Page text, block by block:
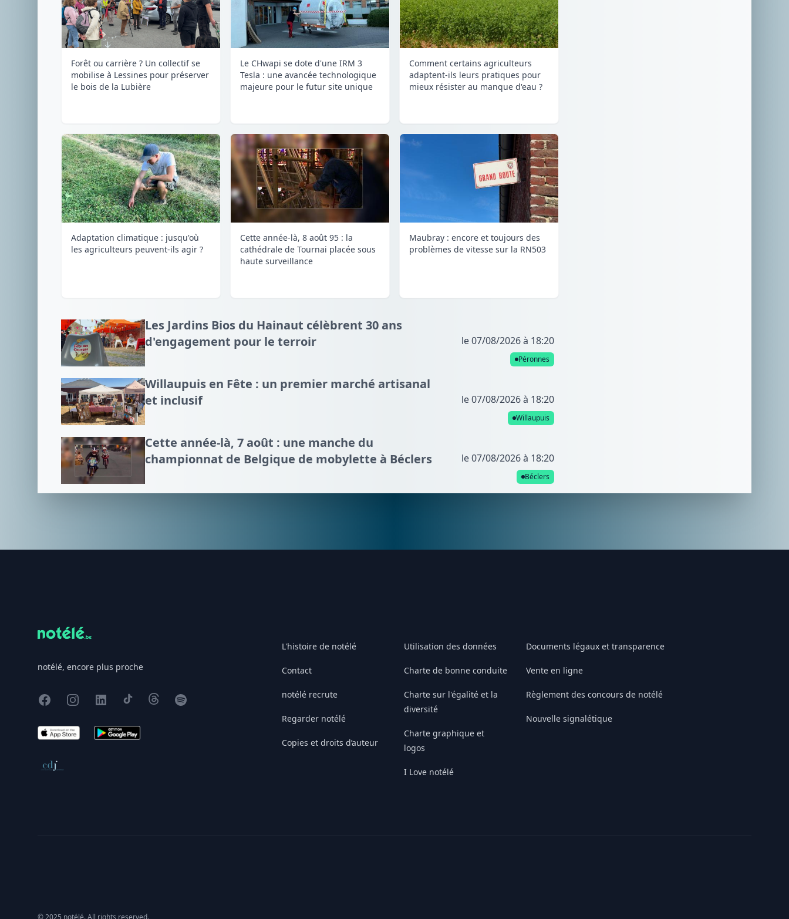
Forêt ou carrière ? Un collectif se
mobilise à Lessines pour préserver
le bois de la Lubière
Le CHwapi se dote d'une IRM 3
Tesla : une avancée technologique
majeure pour le futur site unique
Comment certains agriculteurs
adaptent-ils leurs pratiques pour
mieux résister au manque d'eau ?
Adaptation climatique : jusqu'où
les agriculteurs peuvent-ils agir ?
Cette année-là, 8 août 95 : la
cathédrale de Tournai placée sous
haute surveillance
Maubray : encore et toujours des
problèmes de vitesse sur la RN503
Les Jardins Bios du Hainaut célèbrent 30 ans
d'engagement pour le terroir
le 07/08/2026 à 18:20
Péronnes
Willaupuis en Fête : un premier marché artisanal
et inclusif
le 07/08/2026 à 18:20
Willaupuis
Cette année-là, 7 août : une manche du
championnat de Belgique de mobylette à Béclers
le 07/08/2026 à 18:20
Béclers
notélé, encore plus proche
FacebookInstagram
X TikTokThreadsSpotify
App Store Google Play
Conseil de déontologie journalistique
L'histoire de notélé
Contact
notélé recrute
Regarder notélé
Copies et droits d’auteur
Utilisation des données
Charte de bonne conduite
Charte sur l'égalité et la
diversité
Charte graphique et
logos
I Love notélé
Documents légaux et transparence
Vente en ligne
Règlement des concours de notélé
Nouvelle signalétique